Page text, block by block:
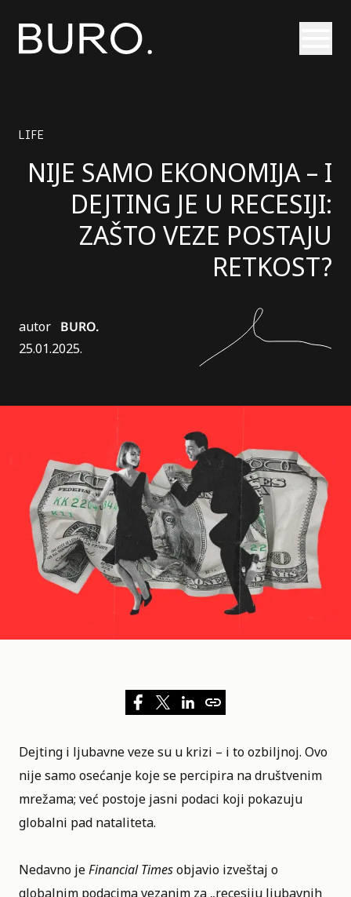
LIFE
NIJE SAMO EKONOMIJA – I
DEJTING JE U RECESIJI:
ZAŠTO VEZE POSTAJU
RETKOST?
autor BURO.
25.01.2025.
Dejting i ljubavne veze su u krizi – i to ozbiljnoj. Ovo
nije samo osećanje koje se percipira na društvenim
mrežama; već postoje jasni podaci koji pokazuju
globalni pad nataliteta.
Nedavno jeFinancial Timesobjavio izveštaj o
globalnim podacima vezanim za „recesiju ljubavnih